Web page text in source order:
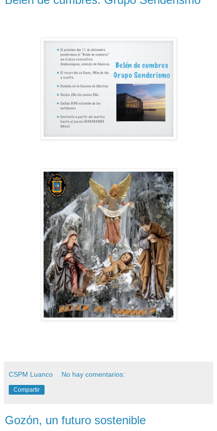
CSPM Luanco No hay comentarios:
Compartir
Gozón, un futuro sostenible